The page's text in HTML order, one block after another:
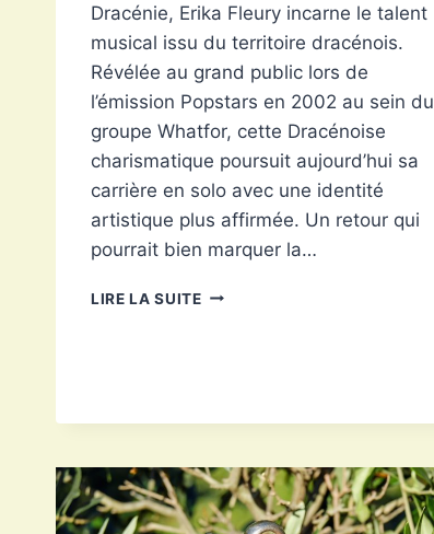
Dracénie, Erika Fleury incarne le talent
musical issu du territoire dracénois.
Révélée au grand public lors de
l’émission Popstars en 2002 au sein du
groupe Whatfor, cette Dracénoise
charismatique poursuit aujourd’hui sa
carrière en solo avec une identité
artistique plus affirmée. Un retour qui
pourrait bien marquer la…
LIRE LA SUITEERIKA